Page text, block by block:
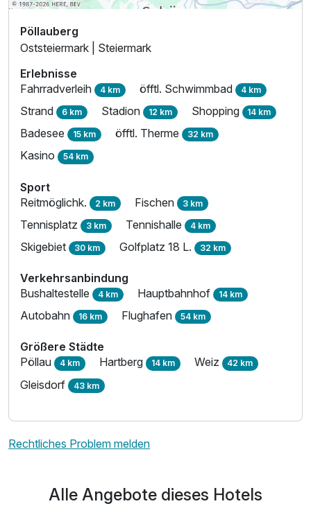
Pöllauberg
Oststeiermark | Steiermark
Erlebnisse
Fahrradverleih 4 km öfftl. Schwimmbad 4 km
Strand 6 km Stadion 12 km Shopping 14 km
Badesee 15 km öfftl. Therme 32 km
Kasino 54 km
Sport
Reitmöglichk. 2 km Fischen 3 km
Tennisplatz 3 km Tennishalle 4 km
Skigebiet 30 km Golfplatz 18 L. 32 km
Verkehrsanbindung
Bushaltestelle 4 km Hauptbahnhof 14 km
Autobahn 16 km Flughafen 54 km
Größere Städte
Pöllau 4 km Hartberg 14 km Weiz 42 km
Gleisdorf 43 km
Rechtliches Problem melden
Alle Angebote dieses Hotels